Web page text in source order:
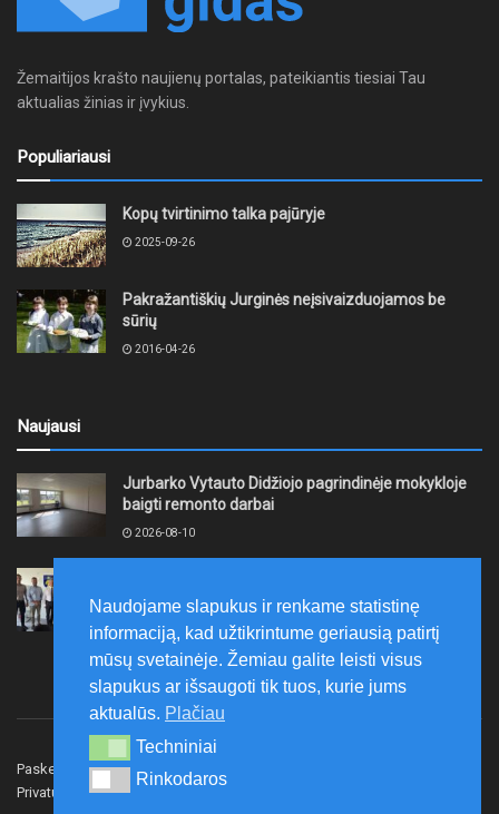
Žemaitijos krašto naujienų portalas, pateikiantis tiesiai Tau
aktualias žinias ir įvykius.
Populiariausi
Kopų tvirtinimo talka pajūryje
2025-09-26
Pakražantiškių Jurginės neįsivaizduojamos be
sūrių
2016-04-26
Naujausi
Jurbarko Vytauto Didžiojo pagrindinėje mokykloje
baigti remonto darbai
2026-08-10
asociacijos „Plungės energijos parkas“ steigimui
2026-08-10
Paskelbk naujieną Rašyti redakcijai
Privatumo politika
Naudojame slapukus ir renkame statistinę
informaciją, kad užtikrintume geriausią patirtį
mūsų svetainėje. Žemiau galite leisti visus
slapukus ar išsaugoti tik tuos, kurie jums
aktualūs. Plačiau
Techniniai
Techniniai
Rinkodaros
Rinkodaros